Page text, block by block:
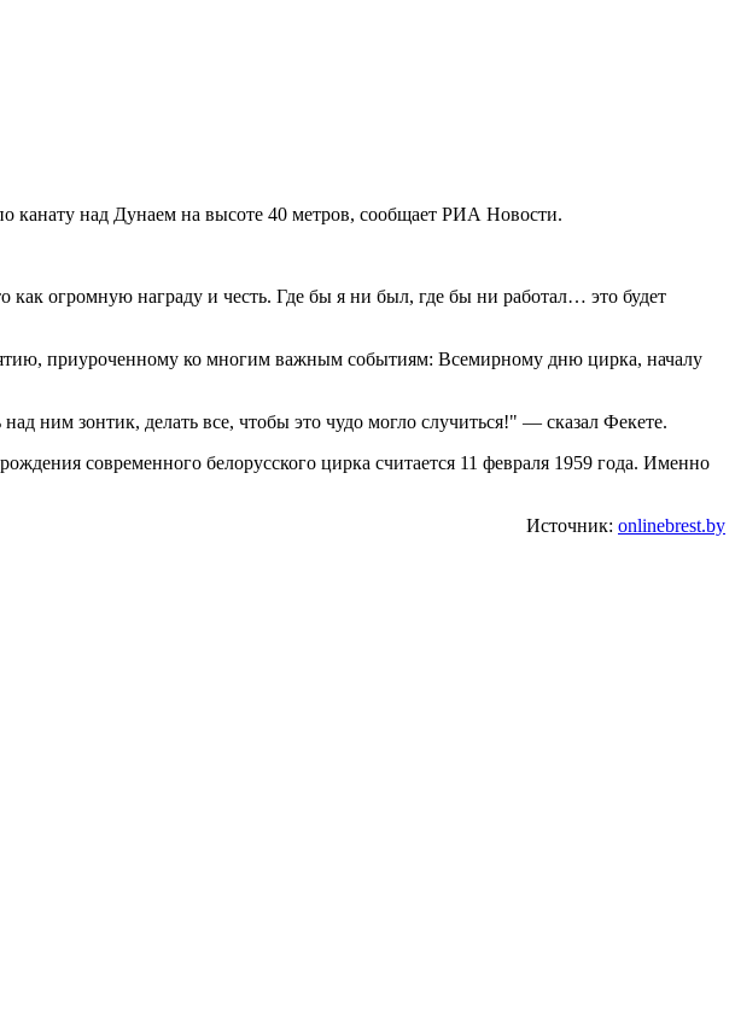
канату над Дунаем на высоте 40 метров, сообщает РИА Новости.
огромную награду и честь. Где бы я ни был, где бы ни работал… это будет
приуроченному ко многим важным событиям: Всемирному дню цирка, началу
ним зонтик, делать все, чтобы это чудо могло случиться!" — сказал Фекете.
современного белорусского цирка считается 11 февраля 1959 года. Именно
Источник: onlinebrest.by